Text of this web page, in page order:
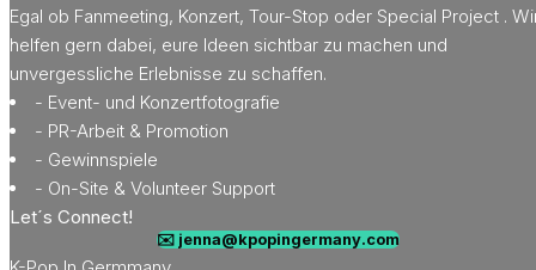
Egal ob Fanmeeting, Konzert, Tour-Stop oder Special Project .
helfen gern dabei, eure Ideen sichtbar zu machen und
unvergessliche Erlebnisse zu schaffen.
- Event- und Konzertfotografie
- PR-Arbeit & Promotion
- Gewinnspiele
- On-Site & Volunteer Support
Let´s Connect!
✉️ jenna@kpopingermany.com